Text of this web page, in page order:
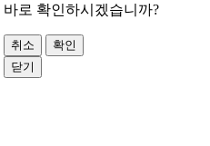
바로 확인하시겠습니까?
취소
확인
닫기